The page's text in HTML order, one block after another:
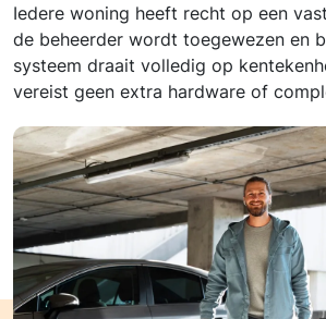
Iedere woning heeft recht op een
de beheerder wordt toegewezen en
systeem draait volledig op
vereist geen extra hardware of